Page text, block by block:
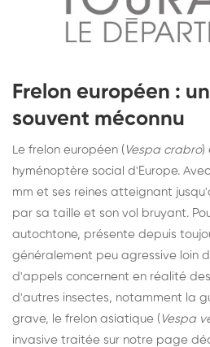
Frelon européen :
souvent méconnu
Le frelon européen ( Vespa crabro)
hyménoptère social d'Europe.
mm et ses reines atteignant
par sa taille et son vol bruyant.
autochtone, présente depuis
généralement peu agressive loin
d'appels concernent en réalité
d'autres insectes, notamment la
grave, le frelon asiatique ( Vespa
invasive traitée sur notre page